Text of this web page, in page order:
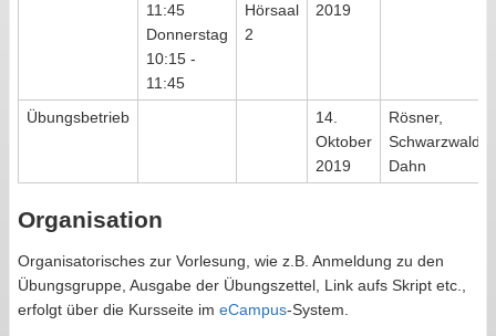
11:45
Donnerstag
10:15 -
11:45
Hörsaal
2
2019
Übungsbetrieb
14.
Oktober
2019
Rösner,
Schwarzwald,
Dahn
Organisation
Organisatorisches zur Vorlesung, wie z.B. Anmeldung zu den
Übungsgruppe, Ausgabe der Übungszettel, Link aufs Skript etc.,
erfolgt über die Kursseite im eCampus-System.